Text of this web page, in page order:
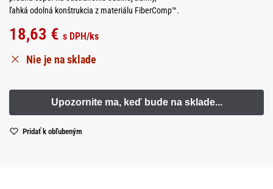
ľahká odolná konštrukcia z materiálu FiberComp™.
18,63 € s DPH/ks
Nie je na sklade
Pridať k obľubeným